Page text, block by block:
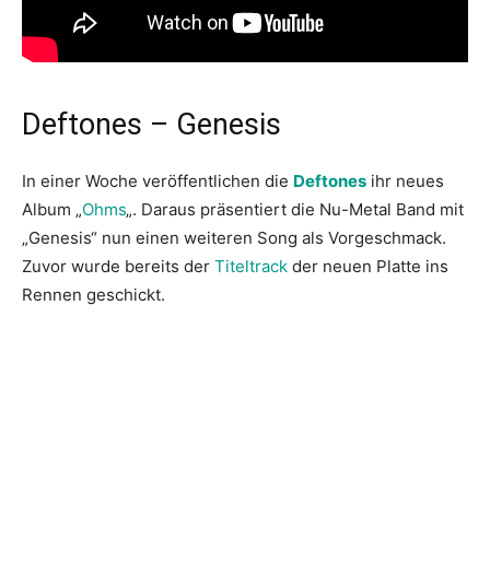
Deftones – Genesis
In einer Woche veröffentlichen die Deftones ihr neues
Album „Ohms„. Daraus präsentiert die Nu-Metal Band mit
„Genesis“ nun einen weiteren Song als Vorgeschmack.
Zuvor wurde bereits der Titeltrack der neuen Platte ins
Rennen geschickt.